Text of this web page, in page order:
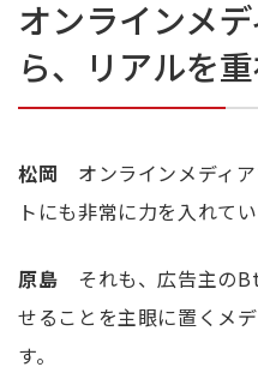
オンラインメ
ら、リアルを
松岡 オンラインメディ
トにも非常に力を入れて
原島 それも、広告主の
せることを主眼に置くメ
す。